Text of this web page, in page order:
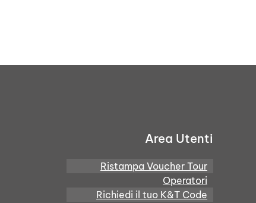
Area Utenti
Ristampa Voucher Tour
Operatori
Richiedi il tuo K&T Code